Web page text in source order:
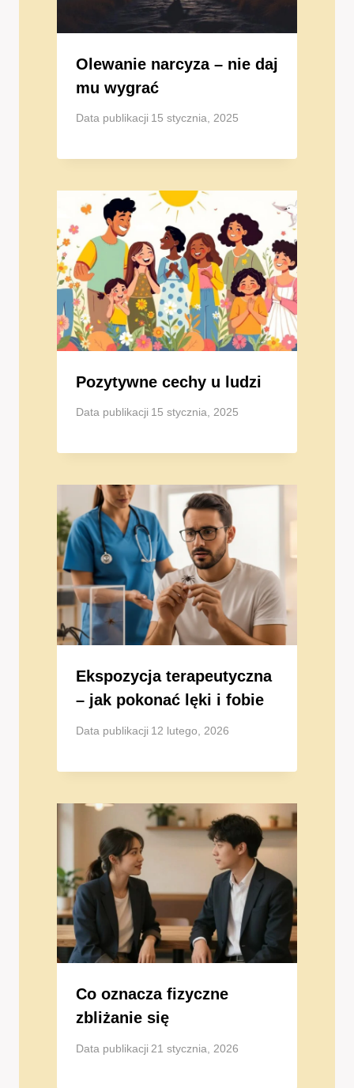
Olewanie narcyza – nie daj
mu wygrać
Data publikacji 15 stycznia, 2025
Pozytywne cechy u ludzi
Data publikacji 15 stycznia, 2025
Ekspozycja terapeutyczna
– jak pokonać lęki i fobie
Data publikacji 12 lutego, 2026
Co oznacza fizyczne
zbliżanie się
Data publikacji 21 stycznia, 2026